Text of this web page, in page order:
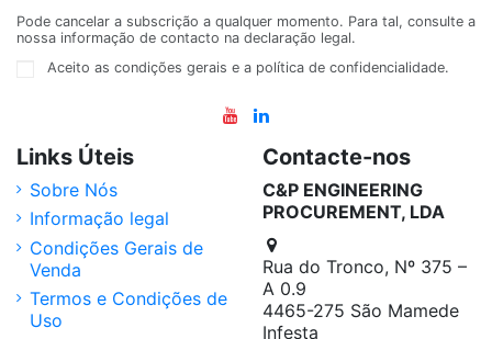
Pode cancelar a subscrição a qualquer momento. Para tal, consulte a
nossa informação de contacto na declaração legal.
Aceito as condições gerais e a política de confidencialidade.
Links Úteis
Sobre Nós
Informação legal
Condições Gerais de
Venda
Termos e Condições de
Uso
Contacte-nos
C&P ENGINEERING
PROCUREMENT, LDA
Rua do Tronco, Nº 375 –
A 0.9
4465-275 São Mamede
Infesta